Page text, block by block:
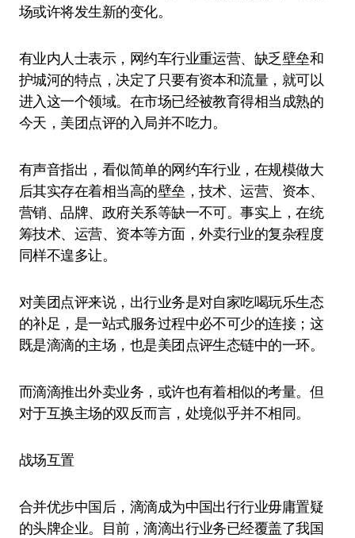
场或许将发生新的变化。
有业内人士表示，网约车行业重运营、缺乏壁垒和
护城河的特点，决定了只要有资本和流量，就可以
进入这一个领域。在市场已经被教育得相当成熟的
今天，美团点评的入局并不吃力。
有声音指出，看似简单的网约车行业，在规模做大
后其实存在着相当高的壁垒，技术、运营、资本、
营销、品牌、政府关系等缺一不可。事实上，在统
筹技术、运营、资本等方面，外卖行业的复杂程度
同样不遑多让。
对美团点评来说，出行业务是对自家吃喝玩乐生态
的补足，是一站式服务过程中必不可少的连接；这
既是滴滴的主场，也是美团点评生态链中的一环。
而滴滴推出外卖业务，或许也有着相似的考量。但
对于互换主场的双反而言，处境似乎并不相同。
战场互置
合并优步中国后，滴滴成为中国出行行业毋庸置疑
的头牌企业。目前，滴滴出行业务已经覆盖了我国